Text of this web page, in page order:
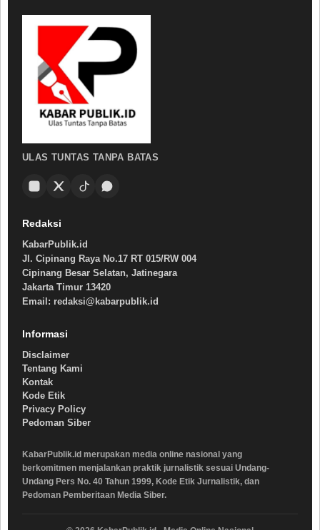
ULAS TUNTAS TANPA BATAS
Redaksi
KabarPublik.id
Jl. Cipinang Raya No.17 RT 015/RW 004
Cipinang Besar Selatan, Jatinegara
Jakarta Timur 13420
Email: redaksi@kabarpublik.id
Informasi
Disclaimer
Tentang Kami
Kontak
Kode Etik
Privacy Policy
Pedoman Siber
KabarPublik.id merupakan media online nasional yang
berkomitmen menjalankan praktik jurnalistik sesuai Undang-
Undang Pers No. 40 Tahun 1999, Kode Etik Jurnalistik, dan
Pedoman Pemberitaan Media Siber.